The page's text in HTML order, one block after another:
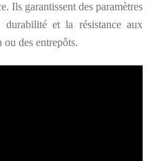
Ils garantissent des paramètres
durabilité et la résistance aux
des entrepôts.